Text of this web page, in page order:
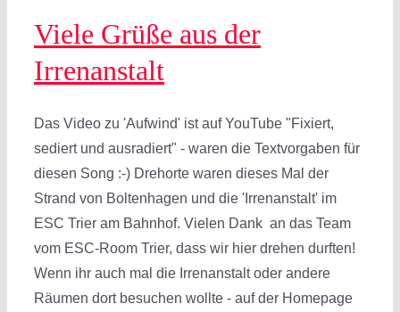
Viele Grüße aus der
Irrenanstalt
Das Video zu 'Aufwind' ist auf YouTube "Fixiert,
sediert und ausradiert" - waren die Textvorgaben für
diesen Song :-) Drehorte waren dieses Mal der
Strand von Boltenhagen und die 'Irrenanstalt' im
ESC Trier am Bahnhof. Vielen Dank an das Team
vom ESC-Room Trier, dass wir hier drehen durften!
Wenn ihr auch mal die Irrenanstalt oder andere
Räumen dort besuchen wollte - auf der Homepage